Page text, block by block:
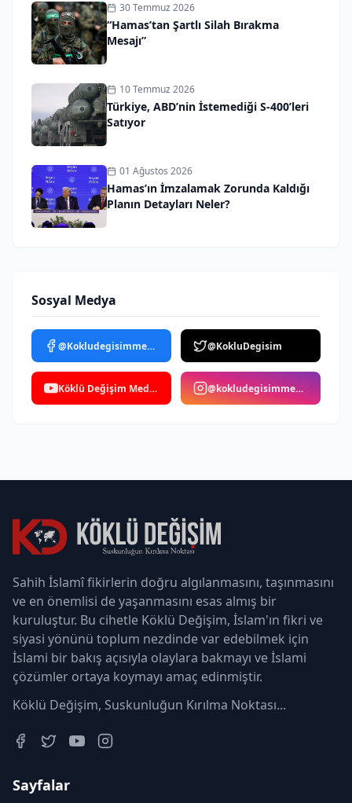
30 Temmuz 2026
“Hamas’tan Şartlı Silah Bırakma
Mesajı”
10 Temmuz 2026
Türkiye, ABD’nin İstemediği S-400’leri
Satıyor
01 Ağustos 2026
Hamas’ın İmzalamak Zorunda Kaldığı
Planın Detayları Neler?
Sosyal Medya
@Kokludegisimmedya @KokluDegisim
Köklü Değişim Medya @kokludegisimmedya
Sahih İslamî fikirlerin doğru algılanmasını, taşınmasını
ve en önemlisi de yaşanmasını esas almış bir
kuruluştur. Bu cihetle Köklü Değişim, İslam'ın fikri ve
siyasi yönünü toplum nezdinde var edebilmek için
İslami bir bakış açısıyla olaylara bakmayı ve İslami
çözümler ortaya koymayı amaç edinmiştir.
Köklü Değişim, Suskunluğun Kırılma Noktası...
Sayfalar